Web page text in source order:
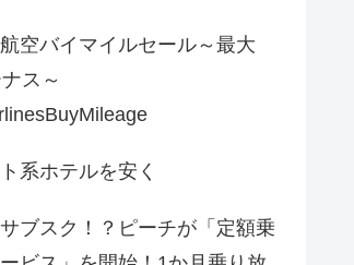
空バイマイルセール～最大
ス～
系ホテルを安く
ブスク！？ピーチが「定額乗